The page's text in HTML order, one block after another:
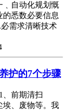
﹑自动化规划慨
悉数必要信息
求清晰技术
护的7个步骤
1、前期清扫
埃、废物等。我